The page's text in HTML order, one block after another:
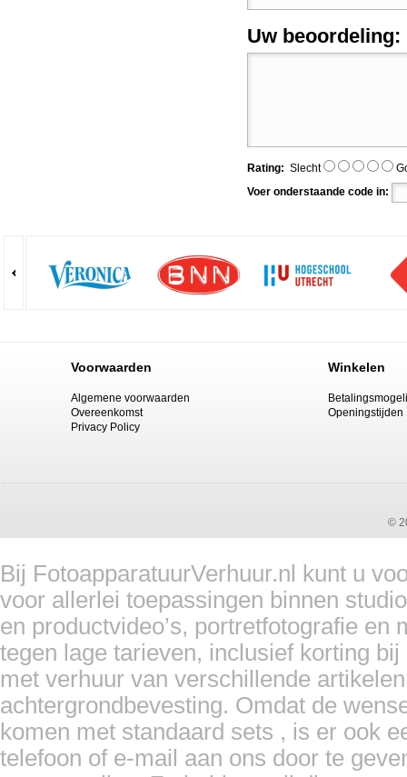
Uw beoordeling:
Rating: Slecht
Voer onderstaande code in:
Voorwaarden Winkelen
Algemene voorwaarden
Overeenkomst
Privacy Policy
Openingstijden
©
Bij FotoapparatuurVerhuur.nl kunt u
voor allerlei toepassingen binnen
en productvideo’s, portretfotografie
tegen lage tarieven, inclusief korting
met verhuur van verschillende
achtergrondbevesting. Omdat de
komen met standaard sets , is er ook
telefoon of e-mail aan ons door te